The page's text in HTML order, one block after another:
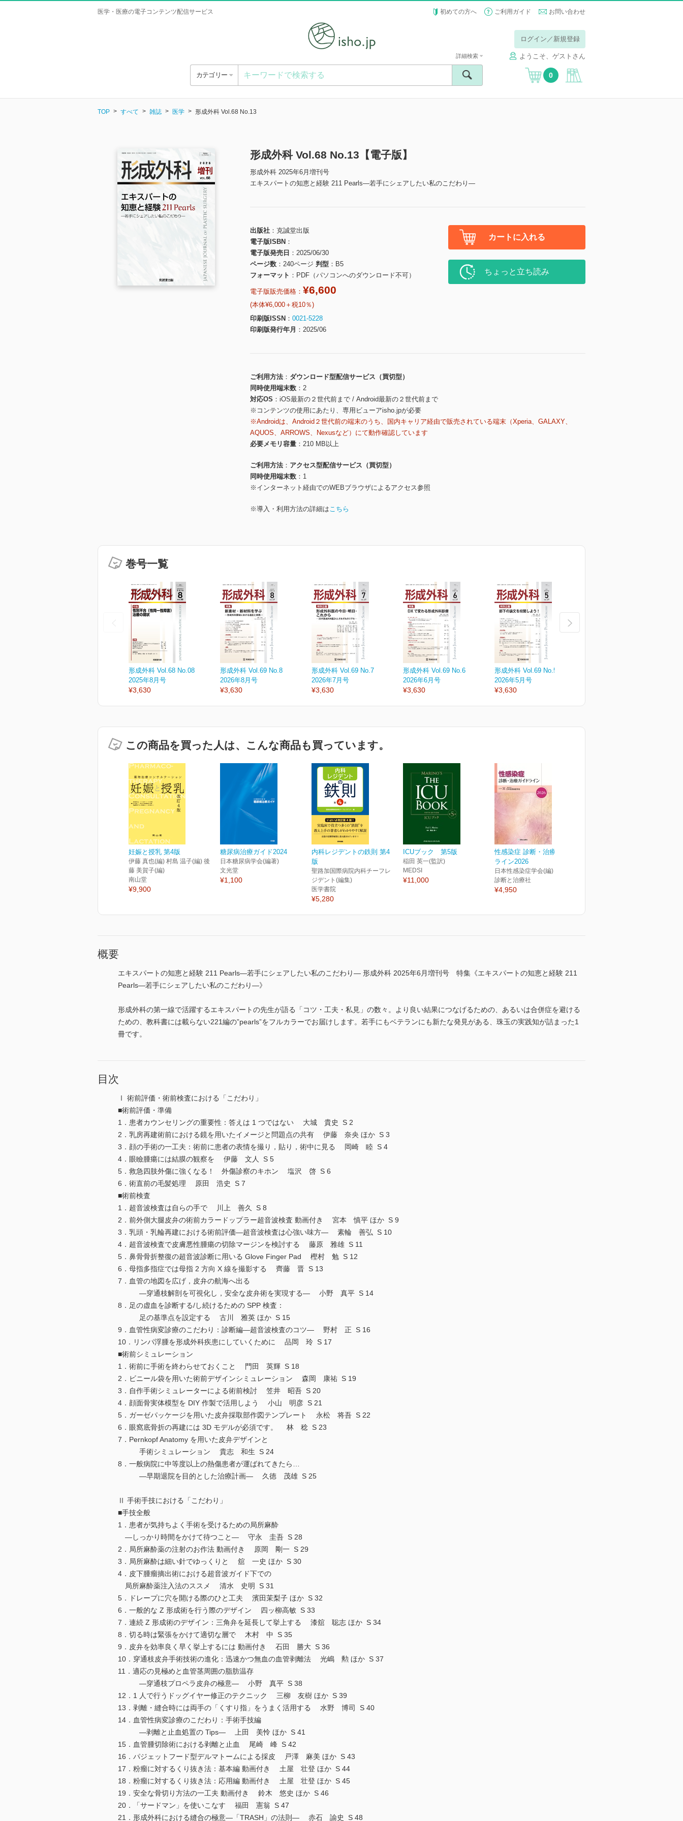
医学・医療の電子コンテンツ配信サービス 初めての方へ ご利用ガイド お問い合わせ
ログイン／新規登録
ようこそ、ゲストさん
カテゴリー
詳細検索
0
TOP すべて 雑誌 医学 形成外科 Vol.68 No.13
形成外科 Vol.68 No.13【電子版】
形成外科 2025年6月増刊号
エキスパートの知恵と経験 211 Pearls―若手にシェアしたい私のこだわり―
出版社
克誠堂出版
電子版ISBN
電子版発売日
2025/06/30
ページ数
240ページ 判型
B5
フォーマット
PDF（パソコンへのダウンロード不可）
電子版販売価格： ¥6,600
(本体¥6,000＋税10％)
印刷版ISSN
0021-5228
印刷版発行年月
2025/06
カートに入れる
ちょっと立ち読み
ご利用方法
ダウンロード型配信サービス（買切型）
同時使用端末数
2
対応OS
iOS最新の２世代前まで / Android最新の２世代前まで
※コンテンツの使用にあたり、専用ビューアisho.jpが必要
※Androidは、Android２世代前の端末のうち、国内キャリア経由で販売されている端末（Xperia、GALAXY、
AQUOS、ARROWS、Nexusなど）にて動作確認しています
必要メモリ容量
210 MB以上
ご利用方法
アクセス型配信サービス（買切型）
同時使用端末数
1
※インターネット経由でのWEBブラウザによるアクセス参照
※導入・利用方法の詳細はこちら
巻号一覧
形成外科 Vol.68 No.08
2025年8月号
¥3,630
形成外科 Vol.69 No.8
2026年8月号
¥3,630
形成外科 Vol.69 No.7
2026年7月号
¥3,630
形成外科 Vol.69 No.6
2026年6月号
¥3,630
形成外科 Vol.69 No.5
2026年5月号
¥3,630
この商品を買った人は、こんな商品も買っています。
妊娠と授乳 第4版
伊藤 真也(編) 村島 温子(編) 後
藤 美賀子(編)
南山堂
¥9,900
糖尿病治療ガイド2024
日本糖尿病学会(編著)
文光堂
¥1,100
内科レジデントの鉄則 第4
版
聖路加国際病院内科チーフレ
ジデント(編集)
医学書院
¥5,280
ICUブック 第5版
稲田 英一(監訳)
MEDSI
¥11,000
性感染症 診断・治療ガイド
ライン2026
日本性感染症学会(編)
診断と治療社
¥4,950
概要
エキスパートの知恵と経験 211 Pearls―若手にシェアしたい私のこだわり― 形成外科 2025年6月増刊号 特集《エキスパートの知恵と経験 211
Pearls―若手にシェアしたい私のこだわり―》
形成外科の第一線で活躍するエキスパートの先生が語る「コツ・工夫・私見」の数々。より良い結果につなげるための、あるいは合併症を避ける
ための、教科書には載らない221編の”pearls”をフルカラーでお届けします。若手にもベテランにも新たな発見がある、珠玉の実践知が詰まった1
冊です。
目次
Ⅰ 術前評価・術前検査における「こだわり」
■術前評価・準備
1．患者カウンセリングの重要性：答えは 1 つではない 大城 貴史 S 2
2．乳房再建術前における鏡を用いたイメージと問題点の共有 伊藤 奈央 ほか S 3
3．顔の手術の一工夫：術前に患者の表情を撮り，貼り，術中に見る 岡崎 睦 S 4
4．眼瞼腫瘍には結膜の観察を 伊藤 文人 S 5
5．救急四肢外傷に強くなる！ 外傷診察のキホン 塩沢 啓 S 6
6．術直前の毛髪処理 原田 浩史 S 7
■術前検査
1．超音波検査は自らの手で 川上 善久 S 8
2．前外側大腿皮弁の術前カラードップラー超音波検査 動画付き 宮本 慎平 ほか S 9
3．乳頭・乳輪再建における術前評価―超音波検査は心強い味方― 素輪 善弘 S 10
4．超音波検査で皮膚悪性腫瘍の切除マージンを検討する 藤原 雅雄 S 11
5．鼻骨骨折整復の超音波診断に用いる Glove Finger Pad 樫村 勉 S 12
6．母指多指症では母指 2 方向 X 線を撮影する 齊藤 晋 S 13
7．血管の地図を広げ，皮弁の航海へ出る
―穿通枝解剖を可視化し，安全な皮弁術を実現する― 小野 真平 S 14
8．足の虚血を診断する/し続けるための SPP 検査：
足の基準点を設定する 古川 雅英 ほか S 15
9．血管性病変診療のこだわり：診断編―超音波検査のコツ― 野村 正 S 16
10．リンパ浮腫を形成外科疾患にしていくために 品岡 玲 S 17
■術前シミュレーション
1．術前に手術を終わらせておくこと 門田 英輝 S 18
2．ビニール袋を用いた術前デザインシミュレーション 森岡 康祐 S 19
3．自作手術シミュレーターによる術前検討 笠井 昭吾 S 20
4．顔面骨実体模型を DIY 作製で活用しよう 小山 明彦 S 21
5．ガーゼパッケージを用いた皮弁採取部作図テンプレート 永松 将吾 S 22
6．眼窩底骨折の再建には 3D モデルが必須です。 林 稔 S 23
7．Pernkopf Anatomy を用いた皮弁デザインと
手術シミュレーション 貴志 和生 S 24
8．一般病院に中等度以上の熱傷患者が運ばれてきたら…
―早期退院を目的とした治療計画― 久徳 茂雄 S 25
Ⅱ 手術手技における「こだわり」
■手技全般
1．患者が気持ちよく手術を受けるための局所麻酔
―しっかり時間をかけて待つこと― 守永 圭吾 S 28
2．局所麻酔薬の注射のお作法 動画付き 原岡 剛一 S 29
3．局所麻酔は細い針でゆっくりと 舘 一史 ほか S 30
4．皮下腫瘤摘出術における超音波ガイド下での
局所麻酔薬注入法のススメ 清水 史明 S 31
5．ドレープに穴を開ける際のひと工夫 濱田茉梨子 ほか S 32
6．一般的な Z 形成術を行う際のデザイン 四ッ柳高敏 S 33
7．連続 Z 形成術のデザイン：三角弁を延長して挙上する 漆舘 聡志 ほか S 34
8．切る時は緊張をかけて適切な層で 木村 中 S 35
9．皮弁を効率良く早く挙上するには 動画付き 石田 勝大 S 36
10．穿通枝皮弁手術技術の進化：迅速かつ無血の血管剥離法 光嶋 勲 ほか S 37
11．適応の見極めと血管茎周囲の脂肪温存
―穿通枝プロペラ皮弁の極意― 小野 真平 S 38
12．1 人で行うドッグイヤー修正のテクニック 三柳 友樹 ほか S 39
13．剥離・縫合時には両手の「くすり指」をうまく活用する 水野 博司 S 40
14．血管性病変診療のこだわり：手術手技編
―剥離と止血処置の Tips― 上田 美怜 ほか S 41
15．血管腫切除術における剥離と止血 尾崎 峰 S 42
16．パジェットフード型デルマトームによる採皮 戸澤 麻美 ほか S 43
17．粉瘤に対するくり抜き法：基本編 動画付き 土屋 壮登 ほか S 44
18．粉瘤に対するくり抜き法：応用編 動画付き 土屋 壮登 ほか S 45
19．安全な骨切り方法の一工夫 動画付き 鈴木 悠史 ほか S 46
20．「サードマン」を使いこなす 福田 憲翁 S 47
21．形成外科における縫合の極意―「TRASH」の法則― 赤石 諭史 S 48